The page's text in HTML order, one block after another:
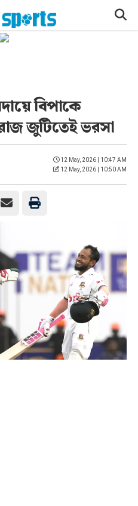
বিপাকে
জুটিতেই ভরসা
12 May, 2026 | 10:47 AM
12 May, 2026 | 10:50 AM